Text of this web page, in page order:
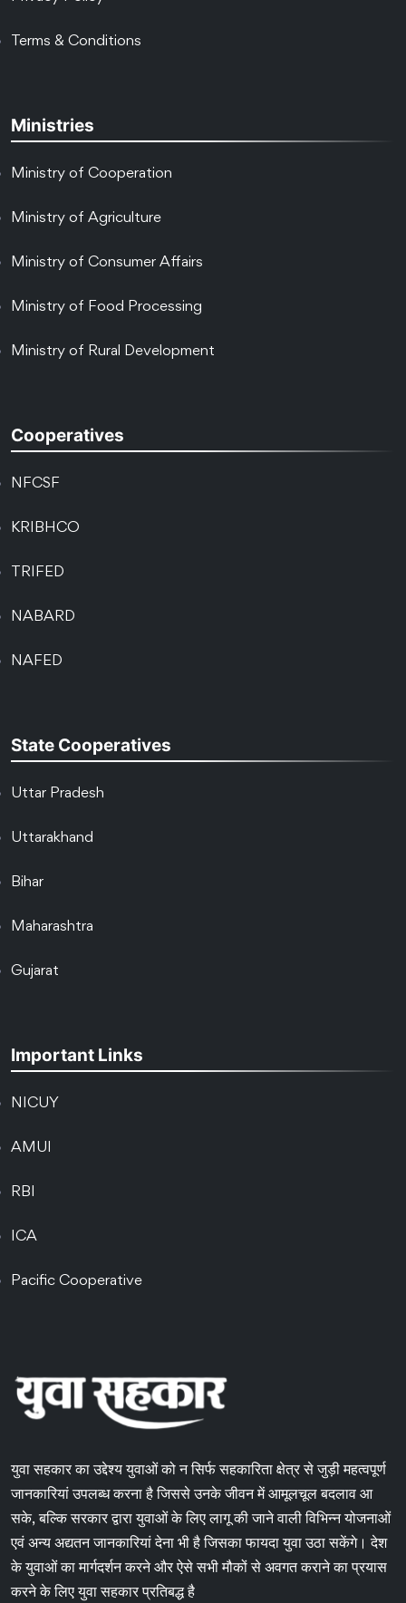
Terms & Conditions
Ministries
Ministry of Cooperation
Ministry of Agriculture
Ministry of Consumer Affairs
Ministry of Food Processing
Ministry of Rural Development
Cooperatives
NFCSF
KRIBHCO
TRIFED
NABARD
NAFED
State Cooperatives
Uttar Pradesh
Uttarakhand
Bihar
Maharashtra
Gujarat
Important Links
NICUY
AMUI
RBI
ICA
Pacific Cooperative
युवा सहकार का उद्देश्य युवाओं को न सिर्फ सहकारिता क्षेत्र से जुड़ी महत्वपूर्ण
जानकारियां उपलब्ध करना है जिससे उनके जीवन में आमूलचूल बदलाव आ
सके, बल्कि सरकार द्वारा युवाओं के लिए लागू की जाने वाली विभिन्न योजनाओं
एवं अन्य अद्यतन जानकारियां देना भी है जिसका फायदा युवा उठा सकेंगे। देश
के युवाओं का मार्गदर्शन करने और ऐसे सभी मौकों से अवगत कराने का प्रयास
करने के लिए युवा सहकार प्रतिबद्ध है